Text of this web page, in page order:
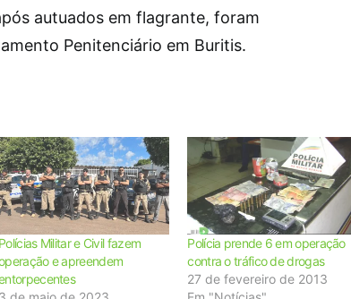
autuados em flagrante, foram
Penitenciário em Buritis.
Polícias Militar e Civil fazem
e apreendem
Polícia prende 6 em operação
contra o tráfico de drogas
27 de fevereiro de 2013